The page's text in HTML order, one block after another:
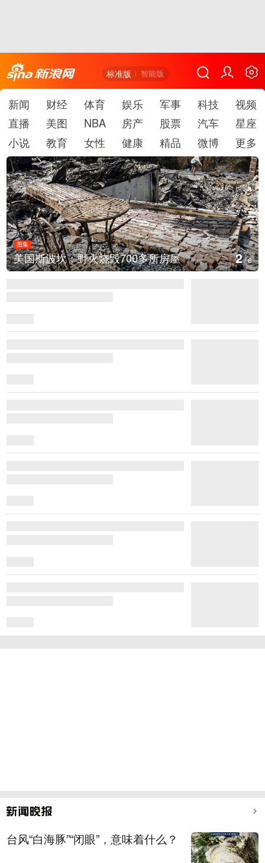
标准版 智能版
新闻 财经 体育 娱乐 军事 科技
视频
直播
美图 NBA 房产 股票 汽车
星座
小说
教育 女性 健康 精品 微博 更多
图集
美国斯波坎：野火烧毁700多所房屋 2/6
台风“白海豚”“闭眼”，意味着什么？